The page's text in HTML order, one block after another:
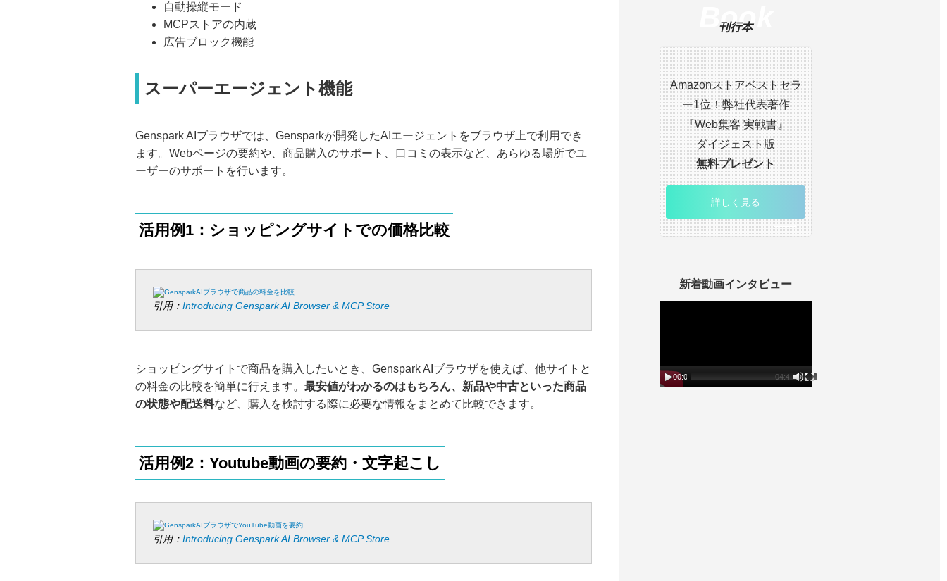
自動操縦モード
MCPストアの内蔵
広告ブロック機能
スーパーエージェント機能
Genspark AIブラウザでは、Gensparkが開発したAIエージェントをブラウザ上で利用でき
ます。Webページの要約や、商品購入のサポート、口コミの表示など、あらゆる場所でユ
ーザーのサポートを行います。
活用例1：ショッピングサイトでの価格比較
引用： Introducing Genspark AI Browser & MCP Store
ショッピングサイトで商品を購入したいとき、Genspark AIブラウザを使えば、他サイトと
の料金の比較を簡単に行えます。 最安値がわかるのはもちろん、新品や中古といった商品
の状態や配送料など、購入を検討する際に必要な情報をまとめて比較できます。
活用例2：Youtube動画の要約・文字起こし
引用： Introducing Genspark AI Browser & MCP Store
刊行本
Book
Amazonストアベストセラ
ー1位！弊社代表著作
『Web集客 実戦書』
ダイジェスト版
無料プレゼント
詳しく見る
新着動画インタビュー
動
00:00 04:45